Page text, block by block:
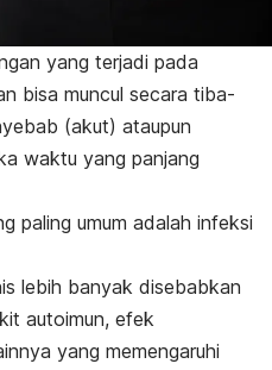
yang terjadi pada
bisa muncul secara tiba-
(akut) ataupun
waktu yang panjang
paling umum adalah infeksi
lebih banyak disebabkan
autoimun, efek
yang memengaruhi